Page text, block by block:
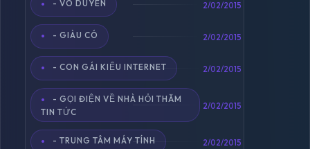
- VÔ DUYÊN 2/02/2015
- GIÀU CÓ 2/02/2015
- CON GÁI KIỂU INTERNET 2/02/2015
- GỌI ĐIỆN VỀ NHÀ HỎI THĂM
TIN TỨC
2/02/2015
- TRUNG TÂM MÁY TÍNH 2/02/2015